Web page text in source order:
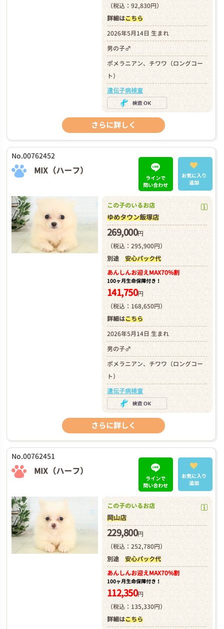
（税込：92,830円）
詳細はこちら
2026年5月14日 生まれ
男の子♂
ポメラニアン、チワワ（ロングコー
ト）
遺伝子病検査
さらに詳しく
No.00762452
MIX（ハーフ）
ラインで
問い合わせ
お気に入り
追加
この子のいるお店
ゆめタウン飯塚店
269,000円
（税込：295,900円）
別途 安心パック代
あんしんお迎えMAX70%割
100ヶ月生命保障付き！
141,750円
（税込：168,650円）
詳細はこちら
2026年5月14日 生まれ
男の子♂
ポメラニアン、チワワ（ロングコー
ト）
遺伝子病検査
さらに詳しく
No.00762451
MIX（ハーフ）
ラインで
問い合わせ
お気に入り
追加
この子のいるお店
岡山店
229,800円
（税込：252,780円）
別途 安心パック代
あんしんお迎えMAX70%割
100ヶ月生命保障付き！
112,350円
（税込：135,330円）
詳細はこちら